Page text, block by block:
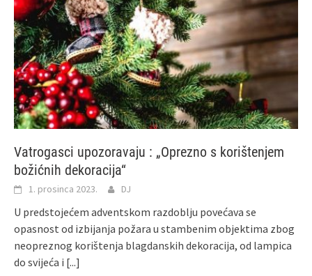
Vatrogasci upozoravaju : „Oprezno s korištenjem
božićnih dekoracija“
1. prosinca 2023. DJ
U predstojećem adventskom razdoblju povećava se
opasnost od izbijanja požara u stambenim objektima zbog
neopreznog korištenja blagdanskih dekoracija, od lampica
do svijeća i [...]